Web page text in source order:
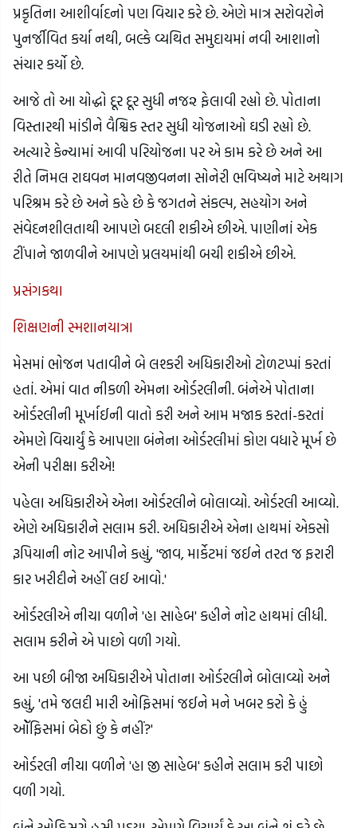
પ્રકૃતિના આશીર્વાદનો પણ વિચાર કરે છે. એણે માત્ર સરોવરોને
પુનર્જીવિત કર્યા નથી, બલ્કે વ્યથિત સમુદાયમાં નવી આશાનો
સંચાર કર્યો છે.
આજે તો આ યોદ્ધો દૂર દૂર સુધી નજ૨ ફેલાવી રહ્યો છે. પોતાના
વિસ્તારથી માંડીને વૈશ્વિક સ્તર સુધી યોજનાઓ ઘડી રહ્યો છે.
અત્યારે કેન્યામાં આવી પરિયોજના પર એ કામ કરે છે અને આ
રીતે નિમલ રાઘવન માનવજીવનના સોનેરી ભવિષ્યને માટે અથાગ
પરિશ્રમ કરે છે અને કહે છે કે જગતને સંકલ્પ, સહયોગ અને
સંવેદનશીલતાથી આપણે બદલી શકીએ છીએ. પાણીનાં એક
ટીંપાને જાળવીને આપણે પ્રલયમાંથી બચી શકીએ છીએ.
પ્રસંગકથા
શિક્ષણની સ્મશાનયાત્રા
મેસમાં ભોજન પતાવીને બે લશ્કરી અધિકારીઓ ટોળટપ્પાં કરતાં
હતાં. એમાં વાત નીકળી એમના ઓર્ડરલીની. બંનેએ પોતાના
ઓર્ડરલીની મૂર્ખાઈની વાતો કરી અને આમ મજાક કરતાં-કરતાં
એમણે વિચાર્યું કે આપણા બંનેના ઓર્ડરલીમાં કોણ વધારે મૂર્ખ છે
એની પરીક્ષા કરીએ!
પહેલા અધિકારીએ એના ઓર્ડરલીને બોલાવ્યો. ઓર્ડરલી આવ્યો.
એણે અધિકારીને સલામ કરી. અધિકારીએ એના હાથમાં એકસો
રૂપિયાની નોટ આપીને કહ્યું, 'જાવ, માર્કેટમાં જઈને તરત જ ફરારી
કાર ખરીદીને અહીં લઈ આવો.'
ઓર્ડરલીએ નીચા વળીને 'હા સાહેબ' કહીને નોટ હાથમાં લીધી.
સલામ કરીને એ પાછો વળી ગયો.
આ પછી બીજા અધિકારીએ પોતાના ઓર્ડરલીને બોલાવ્યો અને
કહ્યું, 'તમે જલદી મારી ઓફિસમાં જઈને મને ખબર કરો કે હું
ઓૅફિસમાં બેઠો છું કે નહીં?'
ઓર્ડરલી નીચા વળીને 'હા જી સાહેબ' કહીને સલામ કરી પાછો
વળી ગયો.